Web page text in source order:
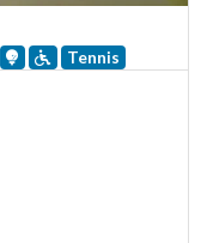
Tennis